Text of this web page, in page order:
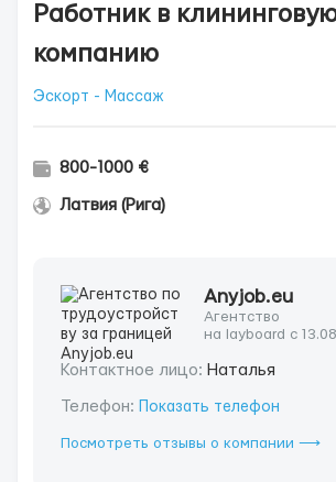
Работник в
компанию
Эскорт - Массаж
800-1000 €
Латвия (Рига)
Anyjob.eu
Агентство
на layboard с
Контактное лицо: Наталья
Телефон: Показать телефон
Посмотреть отзывы о компании ⟶